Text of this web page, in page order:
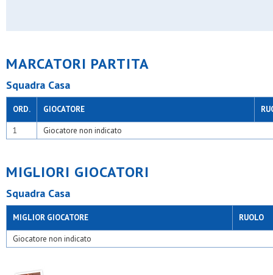
MARCATORI PARTITA
Squadra Casa
ORD. GIOCATORE
1 Giocatore non indicato
MIGLIORI GIOCATORI
Squadra Casa
MIGLIOR GIOCATORE RUOLO
Giocatore non indicato